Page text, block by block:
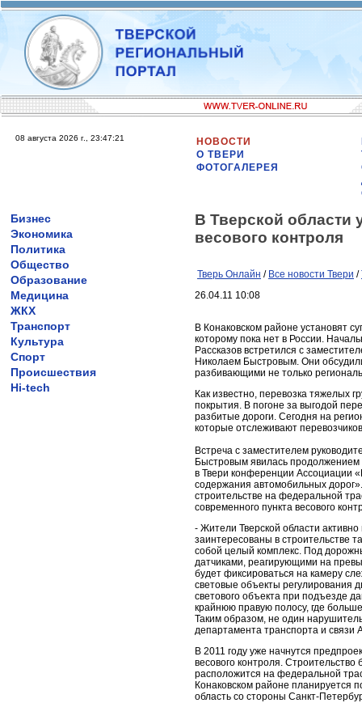
08 августа 2026 г., 23:47:21
НОВОСТИ
О ТВЕРИ
ФОТОГАЛЕРЕЯ
Бизнес
Экономика
Политика
Общество
Образование
Медицина
ЖКХ
Транспорт
Культура
Спорт
Происшествия
Hi-tech
В Тверской области
весового контроля
Тверь Онлайн / Все новости Твери /
26.04.11 10:08
В Конаковском районе установят
которому пока нет в России.
Рассказов встретился с
Николаем Быстровым. Они
разбивающими не только
Как известно, перевозка тяжелых
покрытия. В погоне за выгодой
разбитые дороги. Сегодня на
которые отслеживают
Встреча с заместителем
Быстровым явилась продолжением
в Твери конференции Ассоциации
содержания автомобильных
строительстве на федеральной
современного пункта весового
- Жители Тверской области
заинтересованы в строительстве
собой целый комплекс. Под
датчиками, реагирующими на
будет фиксироваться на камеру
световые объекты регулирования
светового объекта при подъезде
крайнюю правую полосу, где
Таким образом, не один
департамента транспорта и связи
В 2011 году уже начнутся
весового контроля. Строительство
расположится на федеральной
Конаковском районе планируется
область со стороны Санкт-